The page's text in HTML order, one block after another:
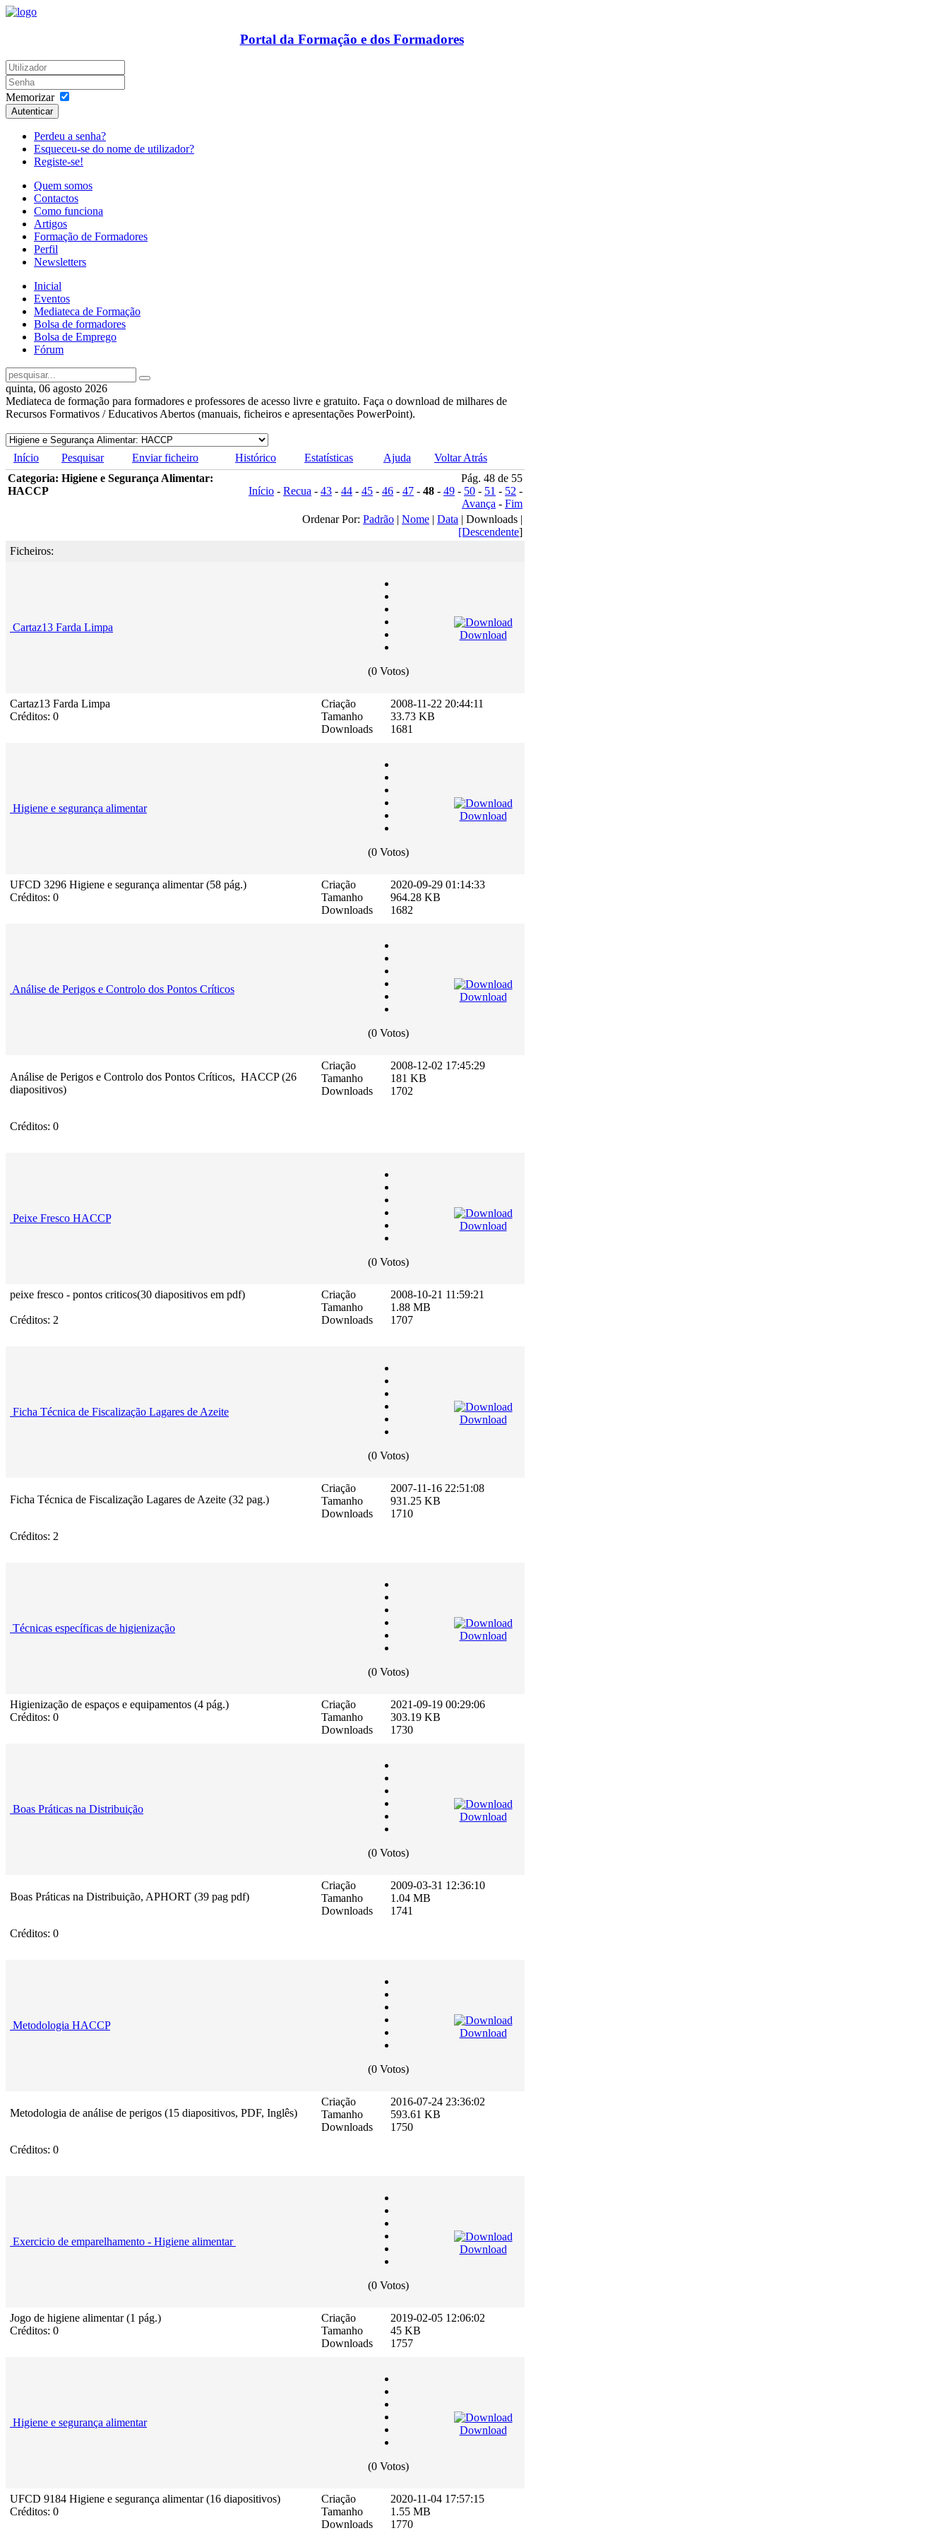
Portal da Formação e dos Formadores
Memorizar
Autenticar
Perdeu a senha?
Esqueceu-se do nome de utilizador?
Registe-se!
Quem somos
Contactos
Como funciona
Artigos
Formação de Formadores
Perfil
Newsletters
Inicial
Eventos
Mediateca de Formação
Bolsa de formadores
Bolsa de Emprego
Fórum
quinta, 06 agosto 2026
Mediateca de formação para formadores e professores de acesso livre e gratuito. Faça o download de milhares de
Recursos Formativos / Educativos Abertos (manuais, ficheiros e apresentações PowerPoint).
Início Pesquisar Enviar ficheiro Histórico Estatísticas Ajuda
Voltar Atrás
Categoria: Higiene e Segurança Alimentar:
HACCP
Pág. 48 de 55
Início - Recua - 43 - 44 - 45 - 46 - 47 - 48 - 49 - 50 - 51 - 52 -
Avança - Fim
Ordenar Por: Padrão | Nome | Data | Downloads |
[Descendente]
Ficheiros:
Cartaz13 Farda Limpa
(0 Votos)
Download
Cartaz13 Farda Limpa
Créditos: 0
Criação
Tamanho
Downloads
2008-11-22 20:44:11
33.73 KB
1681
Higiene e segurança alimentar
(0 Votos)
Download
UFCD 3296 Higiene e segurança alimentar (58 pág.)
Créditos: 0
Criação
Tamanho
Downloads
2020-09-29 01:14:33
964.28 KB
1682
Análise de Perigos e Controlo dos Pontos Críticos
(0 Votos)
Download
Análise de Perigos e Controlo dos Pontos Críticos, HACCP (26
diapositivos)
Créditos: 0
Criação
Tamanho
Downloads
2008-12-02 17:45:29
181 KB
1702
Peixe Fresco HACCP
(0 Votos)
Download
peixe fresco - pontos criticos(30 diapositivos em pdf)
Créditos: 2
Criação
Tamanho
Downloads
2008-10-21 11:59:21
1.88 MB
1707
Ficha Técnica de Fiscalização Lagares de Azeite
(0 Votos)
Download
Ficha Técnica de Fiscalização Lagares de Azeite (32 pag.)
Créditos: 2
Criação
Tamanho
Downloads
2007-11-16 22:51:08
931.25 KB
1710
Técnicas específicas de higienização
(0 Votos)
Download
Higienização de espaços e equipamentos (4 pág.)
Créditos: 0
Criação
Tamanho
Downloads
2021-09-19 00:29:06
303.19 KB
1730
Boas Práticas na Distribuição
(0 Votos)
Download
Boas Práticas na Distribuição, APHORT (39 pag pdf)
Créditos: 0
Criação
Tamanho
Downloads
2009-03-31 12:36:10
1.04 MB
1741
Metodologia HACCP
(0 Votos)
Download
Metodologia de análise de perigos (15 diapositivos, PDF, Inglês)
Créditos: 0
Criação
Tamanho
Downloads
2016-07-24 23:36:02
593.61 KB
1750
Exercicio de emparelhamento - Higiene alimentar
(0 Votos)
Download
Jogo de higiene alimentar (1 pág.)
Créditos: 0
Criação
Tamanho
Downloads
2019-02-05 12:06:02
45 KB
1757
Higiene e segurança alimentar
(0 Votos)
Download
UFCD 9184 Higiene e segurança alimentar (16 diapositivos)
Créditos: 0
Criação
Tamanho
Downloads
2020-11-04 17:57:15
1.55 MB
1770